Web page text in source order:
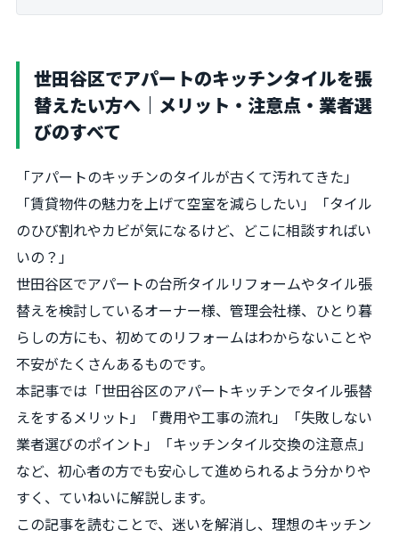
世田谷区でアパートのキッチンタイルを張
替えたい方へ｜メリット・注意点・業者選
びのすべて
「アパートのキッチンのタイルが古くて汚れてきた」
「賃貸物件の魅力を上げて空室を減らしたい」「タイル
のひび割れやカビが気になるけど、どこに相談すればい
いの？」
世田谷区でアパートの台所タイルリフォームやタイル張
替えを検討しているオーナー様、管理会社様、ひとり暮
らしの方にも、初めてのリフォームはわからないことや
不安がたくさんあるものです。
本記事では「世田谷区のアパートキッチンでタイル張替
えをするメリット」「費用や工事の流れ」「失敗しない
業者選びのポイント」「キッチンタイル交換の注意点」
など、初心者の方でも安心して進められるよう分かりや
すく、ていねいに解説します。
この記事を読むことで、迷いを解消し、理想のキッチン